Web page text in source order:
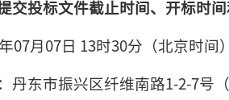
交投标文件截止时间、开标时
07月07日 13时30分（北京时间）
丹东市振兴区纤维南路1-2-7号